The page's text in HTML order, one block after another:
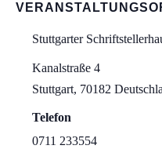
Stuttgarter
Kanalstraße 4
Stuttgart, 70182
Telefon
0711 233554